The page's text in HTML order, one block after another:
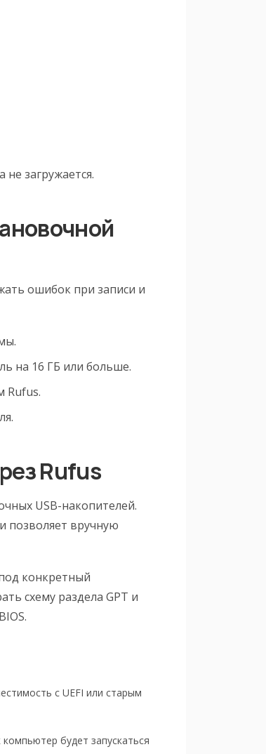
не загружается.
ошибок при записи и
на 16 ГБ или больше.
Rufus.
Rufus
USB-накопителей.
позволяет вручную
конкретный
схему раздела GPT и
с UEFI или старым
будет запускаться